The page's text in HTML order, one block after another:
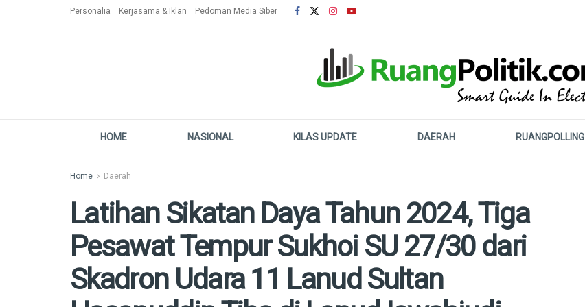
Personalia Kerjasama & Iklan Pedoman Media Siber
HOME NASIONAL KILAS UPDATE DAERAH RUANGPOLLING
Home Daerah
Latihan Sikatan Daya Tahun 2024, Tiga
Pesawat Tempur Sukhoi SU 27/30 dari
Skadron Udara 11 Lanud Sultan